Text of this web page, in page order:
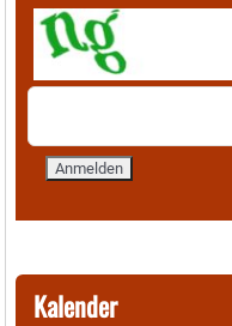
Kalender